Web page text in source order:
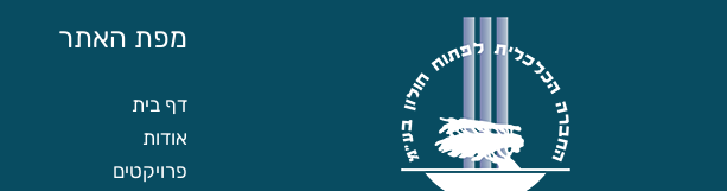
מפת האתר
דף בית
אודות
פרויקטים